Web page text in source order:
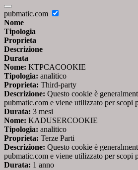
pubmatic.com
Nome
Tipologia
Proprieta
Descrizione
Durata
Nome: KTPCACOOKIE
Tipologia: analitico
Proprieta: Third-party
Descrizione: Questo cookie è
pubmatic.com e viene utilizzato per scopi
Durata: 3 mesi
Nome: KADUSERCOOKIE
Tipologia: analitico
Proprieta: Terze Parti
Descrizione: Questo cookie è
pubmatic.com e viene utilizzato per scopi
Durata: 1 anno